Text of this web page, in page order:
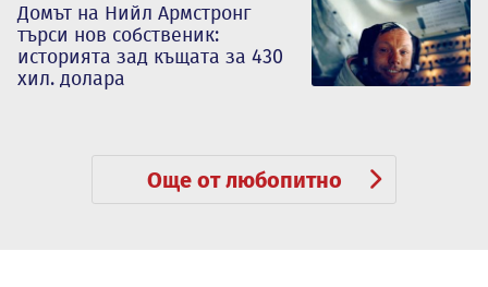
Домът на Нийл Армстронг
търси нов собственик:
историята зад къщата за 430
хил. долара
Още от любопитно